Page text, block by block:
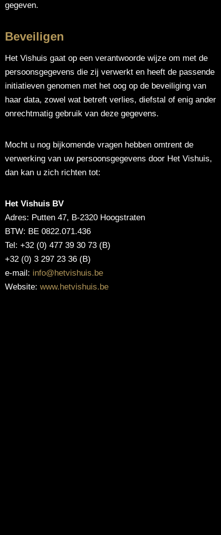
gegeven.
Beveiligen
Het Vishuis gaat op een verantwoorde wijze om met de
persoonsgegevens die zij verwerkt en heeft de passende
initiatieven genomen met het oog op de beveiliging van
haar data, zowel wat betreft verlies, diefstal of enig ander
onrechtmatig gebruik van deze gegevens.
Mocht u nog bijkomende vragen hebben omtrent de
verwerking van uw persoonsgegevens door Het Vishuis,
dan kan u zich richten tot:
Het Vishuis BV
Adres: Putten 47, B-2320 Hoogstraten
BTW: BE 0822.071.436
Tel: +32 (0) 477 39 30 73 (B)
+32 (0) 3 297 23 36 (B)
e-mail: info@hetvishuis.be
Website: www.hetvishuis.be